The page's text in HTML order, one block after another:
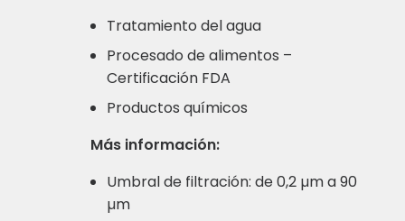
Tratamiento del agua
Procesado de alimentos –
Certificación FDA
Productos químicos
Más información:
Umbral de filtración: de 0,2 µm a 90
µm